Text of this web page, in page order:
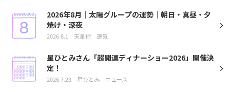
2026年8月｜太陽グループの運勢｜朝日・真昼・夕
焼け・深夜
2026.8.1 天星術 運気
星ひとみさん「超開運ディナーショー2026」開催決
定！
2026.7.23 星ひとみ ニュース